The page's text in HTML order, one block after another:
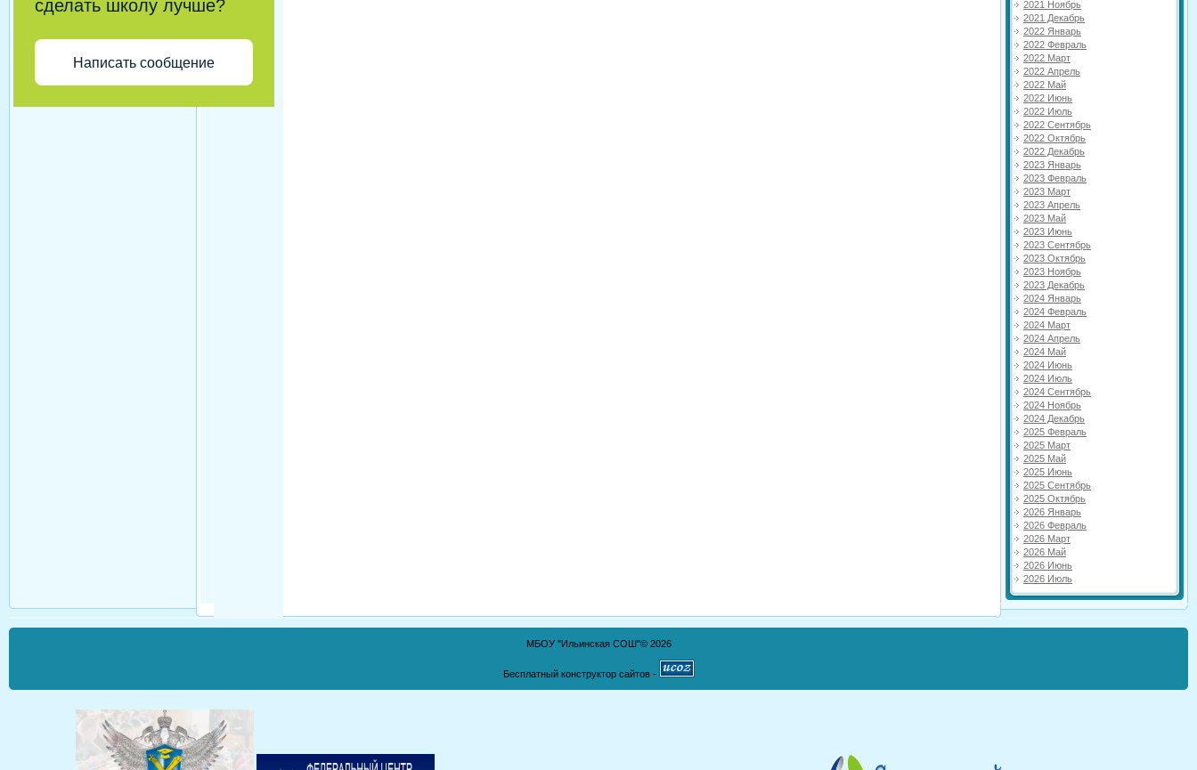
сделать школу лучше?
Написать сообщение
2021 Ноябрь
2021 Декабрь
2022 Январь
2022 Февраль
2022 Март
2022 Апрель
2022 Май
2022 Июнь
2022 Июль
2022 Сентябрь
2022 Октябрь
2022 Декабрь
2023 Январь
2023 Февраль
2023 Март
2023 Апрель
2023 Май
2023 Июнь
2023 Сентябрь
2023 Октябрь
2023 Ноябрь
2023 Декабрь
2024 Январь
2024 Февраль
2024 Март
2024 Апрель
2024 Май
2024 Июнь
2024 Июль
2024 Сентябрь
2024 Ноябрь
2024 Декабрь
2025 Февраль
2025 Март
2025 Май
2025 Июнь
2025 Сентябрь
2025 Октябрь
2026 Январь
2026 Февраль
2026 Март
2026 Май
2026 Июнь
2026 Июль
МБОУ "Ильинская СОШ"© 2026
Бесплатный конструктор сайтов -